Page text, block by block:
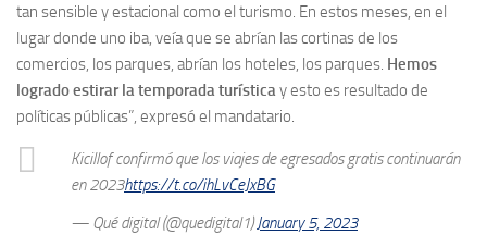
tan sensible y estacional como el turismo. En estos meses, en el
lugar donde uno iba, veía que se abrían las cortinas de los
comercios, los parques, abrían los hoteles, los parques. Hemos
logrado estirar la temporada turísticay esto es resultado de
políticas públicas”, expresó el mandatario.
Kicillof confirmó que los viajes de egresados gratis continuarán
en 2023https://t.co/ihLvCeJxBG
— Qué digital (@quedigital1)January 5, 2023